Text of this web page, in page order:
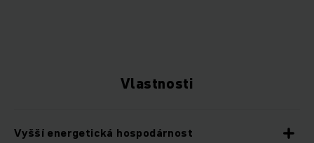
Vlastnosti
Vyšší energetická hospodárnost